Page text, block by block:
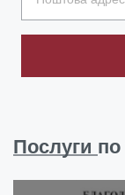
Послуги по